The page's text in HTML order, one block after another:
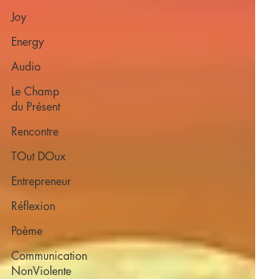
Joy
Energy
Audio
Le Champ
du Présent
Rencontre
TOut DOux
Entrepreneur
Réflexion
Poème
Communication
NonViolente